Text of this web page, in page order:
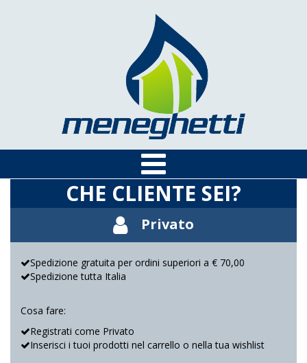
CHE CLIENTE SEI?
Privato
Spedizione gratuita per ordini superiori a € 70,00
Spedizione tutta Italia
Cosa fare:
Registrati come Privato
Inserisci i tuoi prodotti nel carrello o nella tua wishlist